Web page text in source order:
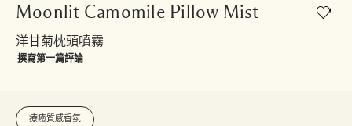
Moonlit Camomile Pillow Mist
洋甘菊枕頭噴霧
撰寫第一篇評論
療癒質感香氛